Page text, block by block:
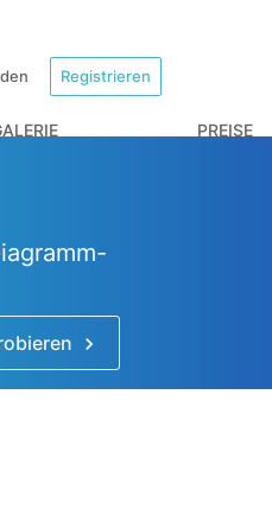
Registrieren
PREISE